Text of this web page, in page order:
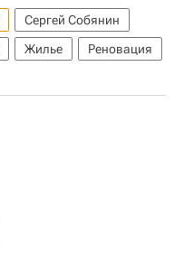
Сергей Собянин
Жилье
Реновация